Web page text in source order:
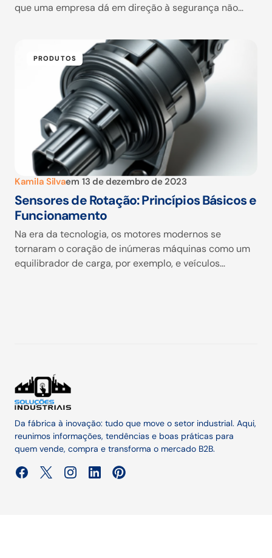
que uma empresa dá em direção à segurança não…
PRODUTOS
Kamila Silvaem 13 de dezembro de 2023
Sensores de Rotação: Princípios Básicos e
Funcionamento
Na era da tecnologia, os motores modernos se
tornaram o coração de inúmeras máquinas como um
equilibrador de carga, por exemplo, e veículos…
Da fábrica à inovação: tudo que move o setor industrial. Aqui,
reunimos informações, tendências e boas práticas para
quem vende, compra e transforma o mercado B2B.